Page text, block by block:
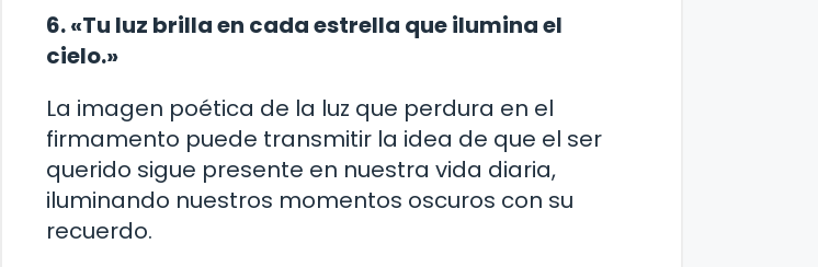
6. «Tu luz brilla en cada estrella que ilumina el
cielo.»
La imagen poética de la luz que perdura en el
firmamento puede transmitir la idea de que el ser
querido sigue presente en nuestra vida diaria,
iluminando nuestros momentos oscuros con su
recuerdo.